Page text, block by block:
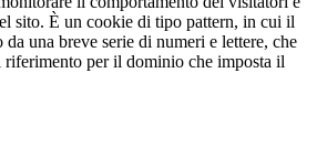
sito. È un cookie di tipo pattern, in cui il
una breve serie di numeri e lettere, che
riferimento per il dominio che imposta il